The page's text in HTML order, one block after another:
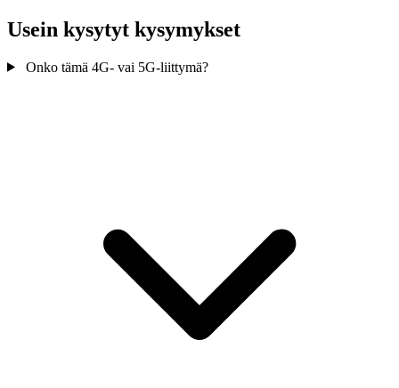
Usein kysytyt kysymykset
Onko tämä 4G- vai 5G-liittymä?